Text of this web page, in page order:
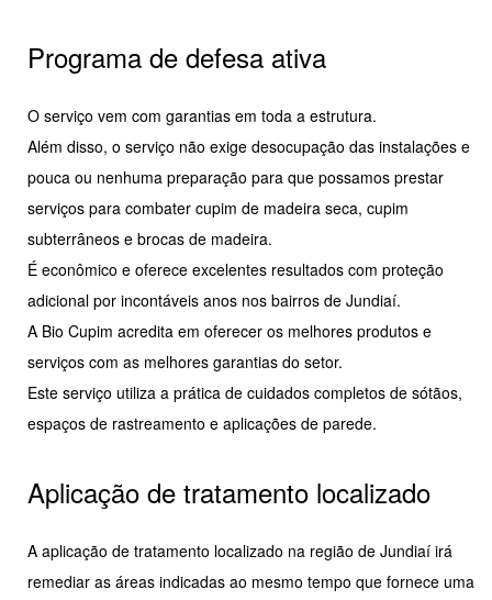
Programa de defesa ativa
O serviço vem com garantias em toda a estrutura.
Além disso, o serviço não exige desocupação das instalações e
pouca ou nenhuma preparação para que possamos prestar
serviços para combater cupim de madeira seca, cupim
subterrâneos e brocas de madeira.
É econômico e oferece excelentes resultados com proteção
adicional por incontáveis anos nos bairros de Jundiaí.
A Bio Cupim acredita em oferecer os melhores produtos e
serviços com as melhores garantias do setor.
Este serviço utiliza a prática de cuidados completos de sótãos,
espaços de rastreamento e aplicações de parede.
Aplicação de tratamento localizado
A aplicação de tratamento localizado na região de Jundiaí irá
remediar as áreas indicadas ao mesmo tempo que fornece uma